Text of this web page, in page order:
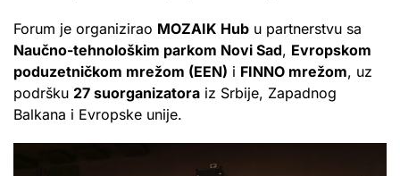
Forum je organizirao MOZAIK Hub u partnerstvu sa
Naučno-tehnološkim parkom Novi Sad, Evropskom
poduzetničkom mrežom (EEN) i FINNO mrežom, uz
podršku 27 suorganizatora iz Srbije, Zapadnog
Balkana i Evropske unije.